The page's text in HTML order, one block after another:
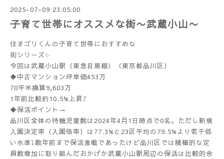
2025-07-09 23:05:00
子育て世帯にオススメな街〜武蔵小山〜
住まゴリくんの子育て世帯におすすめな
街シリーズ✨
今回は武蔵小山駅（東急目黒線）（東京都品川区）
◆中古マンション坪単価453万
70平米換算9,603万
1年前比較約10.5%上昇⤴️
◆保活ポイント→
品川区全体の待機児童数は2024年4月1日時点で0名。ただし新規
入園決定率（入園倍率）は77.3%と23区平均の79.5%より若干低
い水準⤵️数年前まで保活激戦であったけど品川区では積極的な定
員数増加に取り組んだおかげか武蔵小山駅周辺の保活は比較的余